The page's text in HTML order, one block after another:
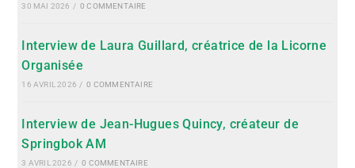
30 MAI 2026 / 0 COMMENTAIRE
Interview de Laura Guillard, créatrice de la Licorne
Organisée
16 AVRIL 2026 / 0 COMMENTAIRE
Interview de Jean-Hugues Quincy, créateur de
Springbok AM
3 AVRIL 2026 / 0 COMMENTAIRE